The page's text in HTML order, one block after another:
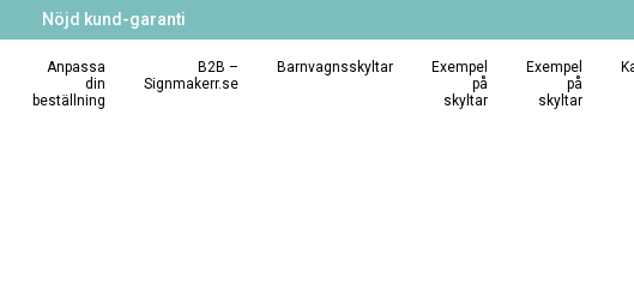
Nöjd kund-garanti
Anpassa
din
beställning
B2B –
Signmakerr.se
Barnvagnsskyltar
Exempel
på
skyltar
Exempel
på
skyltar